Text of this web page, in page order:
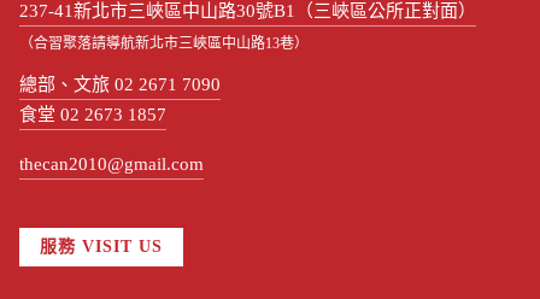
237-41新北市三峽區中山路30號B1（三峽區公所正對面）
（合習聚落請導航新北市三峽區中山路13巷）
總部、文旅 02 2671 7090
食堂 02 2673 1857
thecan2010@gmail.com
服務 VISIT US